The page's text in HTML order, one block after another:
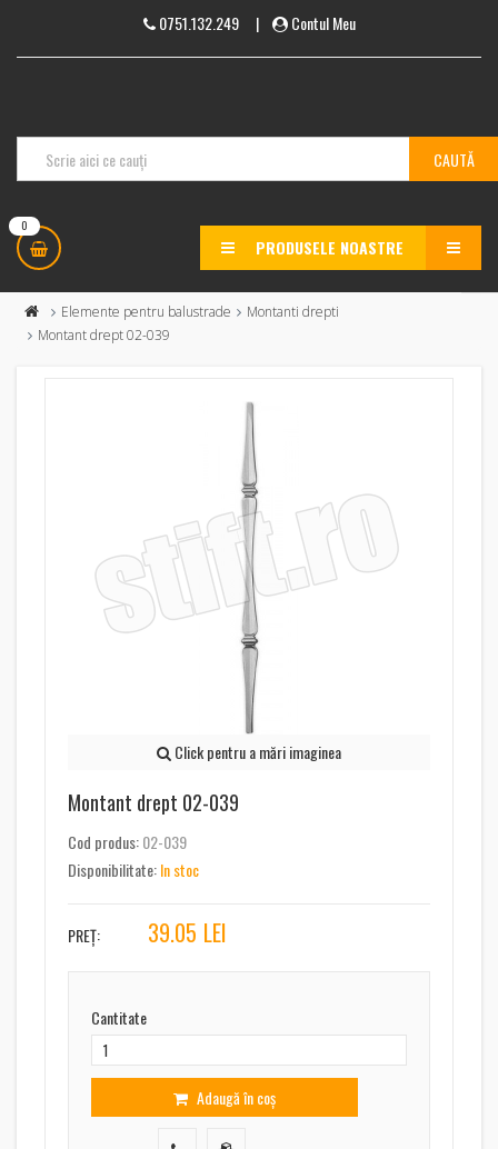
0751.132.249| Contul Meu
0
PRODUSELE NOASTRE MENU
Elemente pentru balustrade
Montanti drepti
Montant drept 02-039
Click pentru a mări imaginea
Montant drept 02-039
Cod produs:02-039
Disponibilitate:In stoc
PREȚ: 39.05 LEI
Cantitate
Adaugă în coș